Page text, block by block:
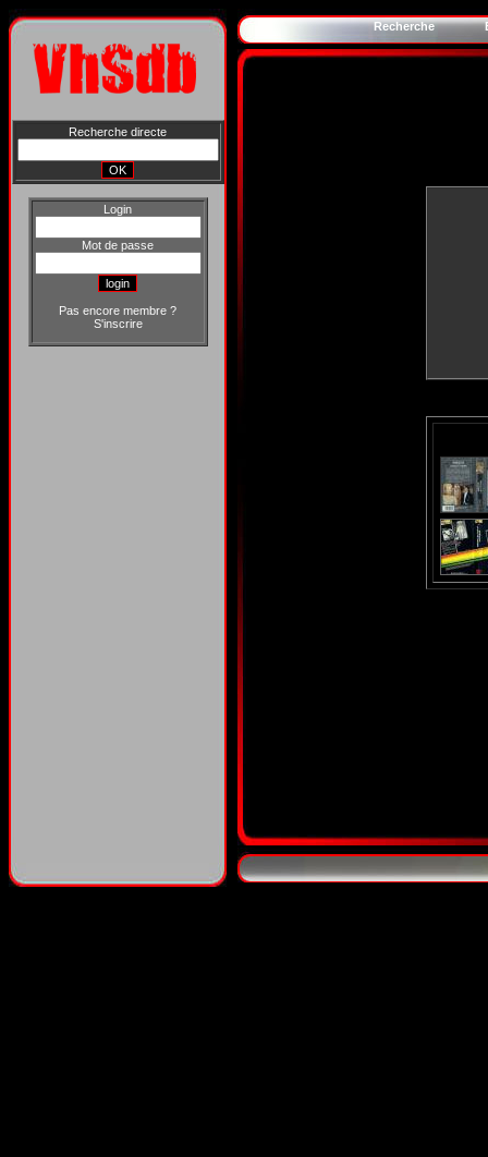
Recherche directe
Login
Mot de passe
Pas encore membre ?
S'inscrire
Recherche